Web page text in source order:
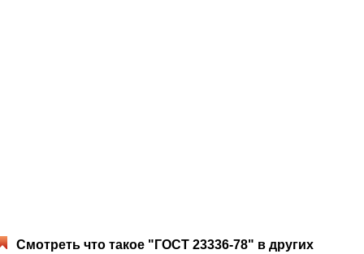
Смотреть что такое "ГОСТ 23336-78" в других